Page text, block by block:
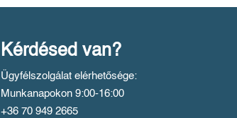
Kérdésed van?
Ügyfélszolgálat elérhetősége:
Munkanapokon 9:00-16:00
+36 70 949 2665